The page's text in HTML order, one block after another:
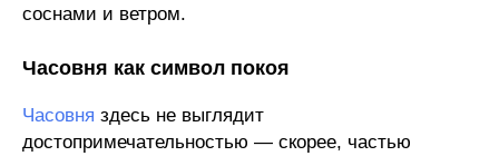
соснами и ветром.
Часовня как символ покоя
Часовня здесь не выглядит
достопримечательностью — скорее, частью